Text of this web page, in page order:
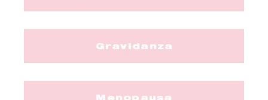
Gravidanza
Menopausa